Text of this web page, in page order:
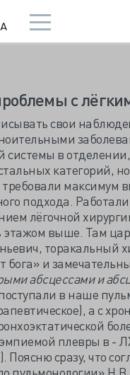
с
свои
системы в
категорий,
требовали максимум
подхода.
лёгочной
этажом выше. Там
торакальный
бога» и
абсцессами и
в наше
а с
плевры в -
Поясню сразу, что